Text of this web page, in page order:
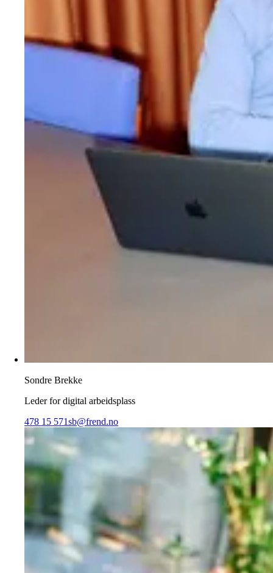
Sondre Brekke
Leder for digital arbeidsplass
478 15 571sb@frend.no